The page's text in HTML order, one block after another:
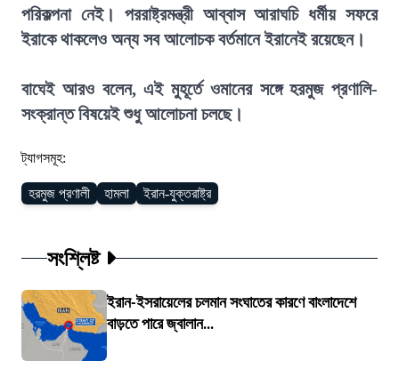
পরিকল্পনা নেই। পররাষ্ট্রমন্ত্রী আব্বাস আরাঘচি ধর্মীয় সফরে
ইরাকে থাকলেও অন্য সব আলোচক বর্তমানে ইরানেই রয়েছেন।
বাঘেই আরও বলেন, এই মুহূর্তে ওমানের সঙ্গে হরমুজ প্রণালি-
সংক্রান্ত বিষয়েই শুধু আলোচনা চলছে।
ট্যাগসমূহ:
হরমুজ প্রণালী হামলা ইরান-যুক্তরাষ্ট্র
সংশ্লিষ্ট
ইরান-ইসরায়েলের চলমান সংঘাতের কারণে বাংলাদেশে
বাড়তে পারে জ্বালান...